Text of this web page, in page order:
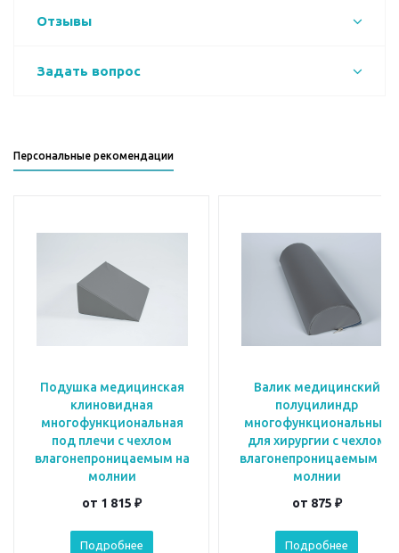
Отзывы
Задать вопрос
Персональные рекомендации
Подушка медицинская
клиновидная
многофункциональная
под плечи с чехлом
влагонепроницаемым на
молнии
от 1 815 ₽
Подробнее
Валик медицинский
полуцилиндр
многофункциональный
для хирургии с чехлом
влагонепроницаемым на
молнии
от 875 ₽
Подробнее